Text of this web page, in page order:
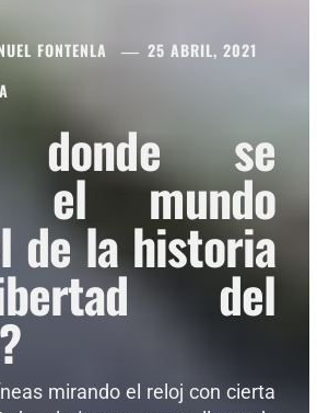
FONTENLA
25 ABRIL, 2021
donde se
el mundo
de la historia
del
mirando el reloj con cierta